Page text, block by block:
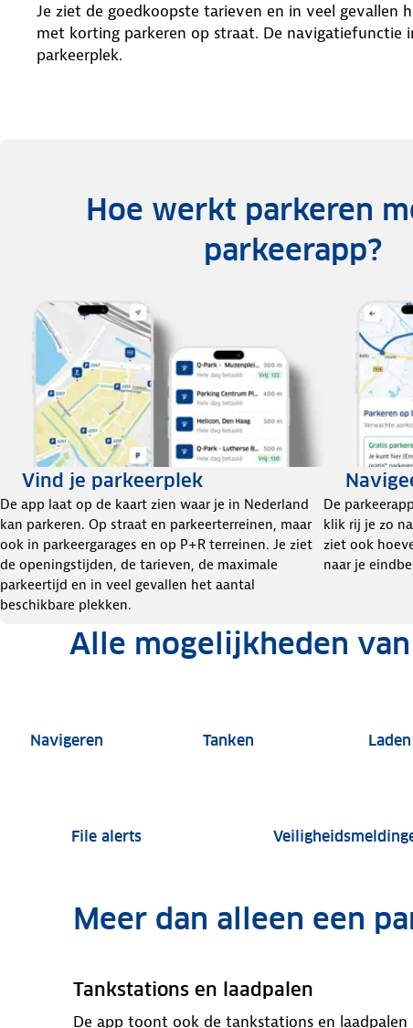
Je ziet de goedkoopste tarieven en in veel gevallen
met korting parkeren op straat. De navigatiefunctie
parkeerplek.
Hoe werkt parkeren
parkeerapp?
Vind je parkeerplek
De app laat op de kaart zien waar je in Nederland
kan parkeren. Op straat en parkeerterreinen, maar
ook in parkeergarages en op P+R terreinen. Je ziet
de openingstijden, de tarieven, de maximale
parkeertijd en in veel gevallen het aantal
beschikbare plekken.
De
klik rij je zo
ziet ook
naar je
Alle mogelijkheden
Navigeren Tanken Laden
File alerts
Meer dan alleen een
Tankstations en laadpalen
De app toont ook de tankstations en